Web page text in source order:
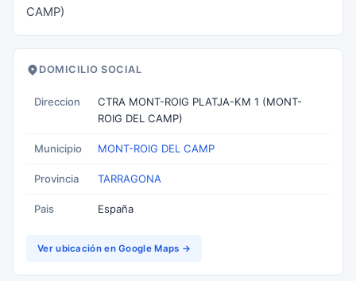
CAMP)
DOMICILIO SOCIAL
Direccion
CTRA MONT-ROIG PLATJA-KM 1 (MONT-
ROIG DEL CAMP)
Municipio MONT-ROIG DEL CAMP
Provincia TARRAGONA
Pais España
Ver ubicación en Google Maps →